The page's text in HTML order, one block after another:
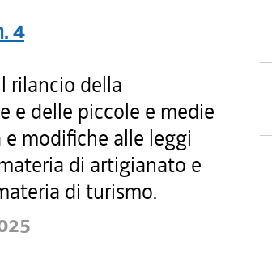
4
rilancio della
e delle piccole e medie
modifiche alle leggi
di artigianato e
di turismo.